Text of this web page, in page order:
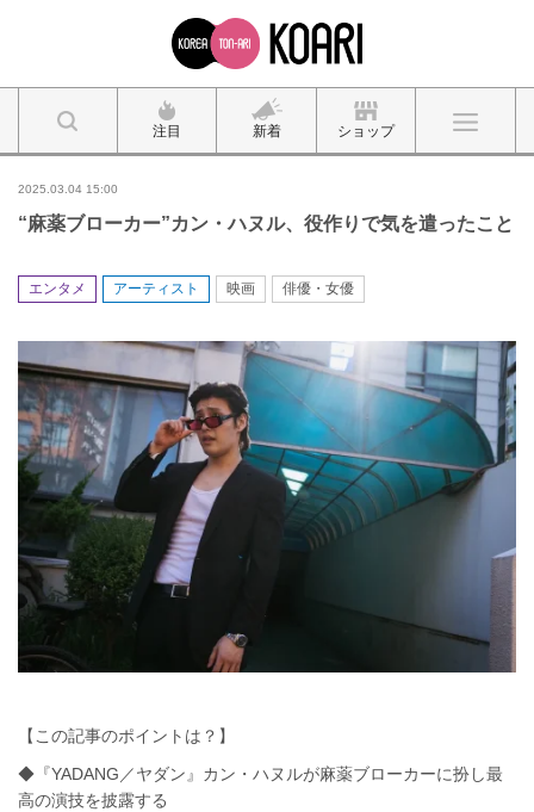
注目 新着 ショップ
2025.03.04 15:00
“麻薬ブローカー”カン・ハヌル、役作りで気を遣ったこと
エンタメ アーティスト 映画 俳優・女優
【この記事のポイントは？】
◆『YADANG／ヤダン』カン・ハヌルが麻薬ブローカーに扮し最
高の演技を披露する